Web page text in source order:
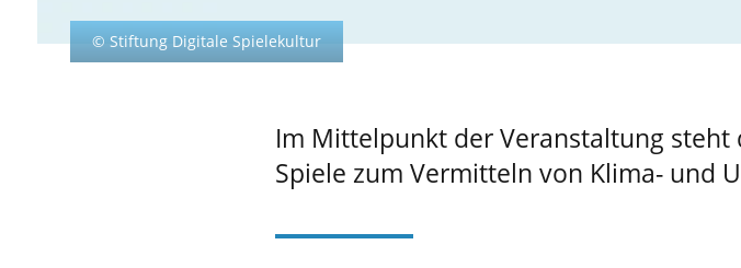
© Stiftung Digitale Spielekultur
Im Mittelpunkt der Veranstaltung steht
Spiele zum Vermitteln von Klima- und